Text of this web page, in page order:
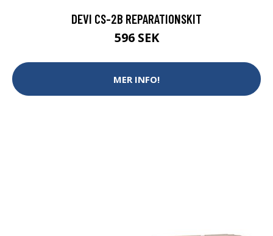
DEVI CS-2B REPARATIONSKIT
596 SEK
MER INFO!